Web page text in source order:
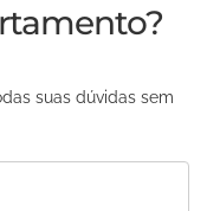
suas dúvidas sem